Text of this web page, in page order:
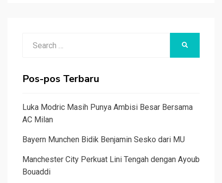
Pos-pos Terbaru
Luka Modric Masih Punya Ambisi Besar Bersama
AC Milan
Bayern Munchen Bidik Benjamin Sesko dari MU
Manchester City Perkuat Lini Tengah dengan Ayoub
Bouaddi